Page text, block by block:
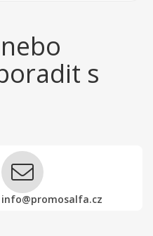
s
info@promosalfa.cz